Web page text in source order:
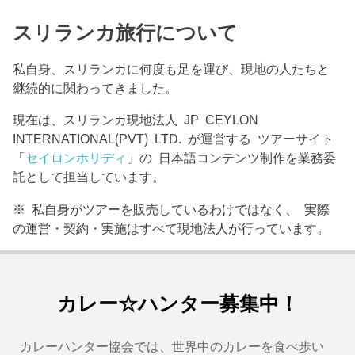
スリランカ旅行について
私自身、スリランカに何度も足を運び、現地の人たちと
継続的に関わってきました。
現在は、スリランカ現地法人 JP CEYLON
INTERNATIONAL(PVT) LTD. が運営する ツアーサイト
「セイロンホリディ 」の 日本語コンテンツ制作を業務委
託として担当しています。
※ 私自身がツアーを販売しているわけではなく、 実際
の運営・契約・実施はすべて現地法人が行っています。
カレー☆ハンター募集中！
カレーハンター協会では、世界中のカレーを食べ歩い